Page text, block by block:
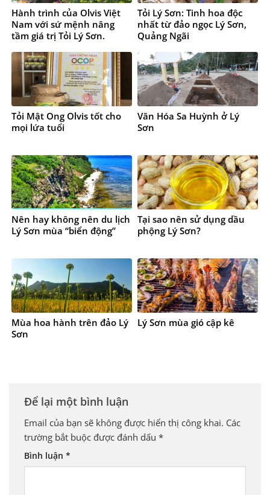
Hành trình của Olvis Việt
Nam với sứ mệnh nâng
tầm giá trị Tỏi Lý Sơn.
Tỏi Lý Sơn: Tinh hoa độc
nhất từ đảo ngọc Lý Sơn,
Quảng Ngãi
Tỏi Mật Ong Olvis tốt cho
mọi lứa tuổi
Văn Hóa Sa Huỳnh ở Lý
Sơn
Nên hay không nên du lịch
Lý Sơn mùa “biển động”
Tại sao nên sử dụng dầu
phộng Lý Sơn?
Mùa hoa hành trên đảo Lý
Sơn
Lý Sơn mùa gió cập kê
Để lại một bình luận
Email của bạn sẽ không được hiển thị công khai. Các
trường bắt buộc được đánh dấu *
Bình luận *